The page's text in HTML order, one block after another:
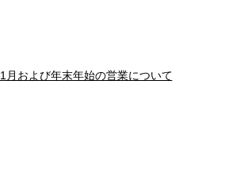
1月および年末年始の営業について